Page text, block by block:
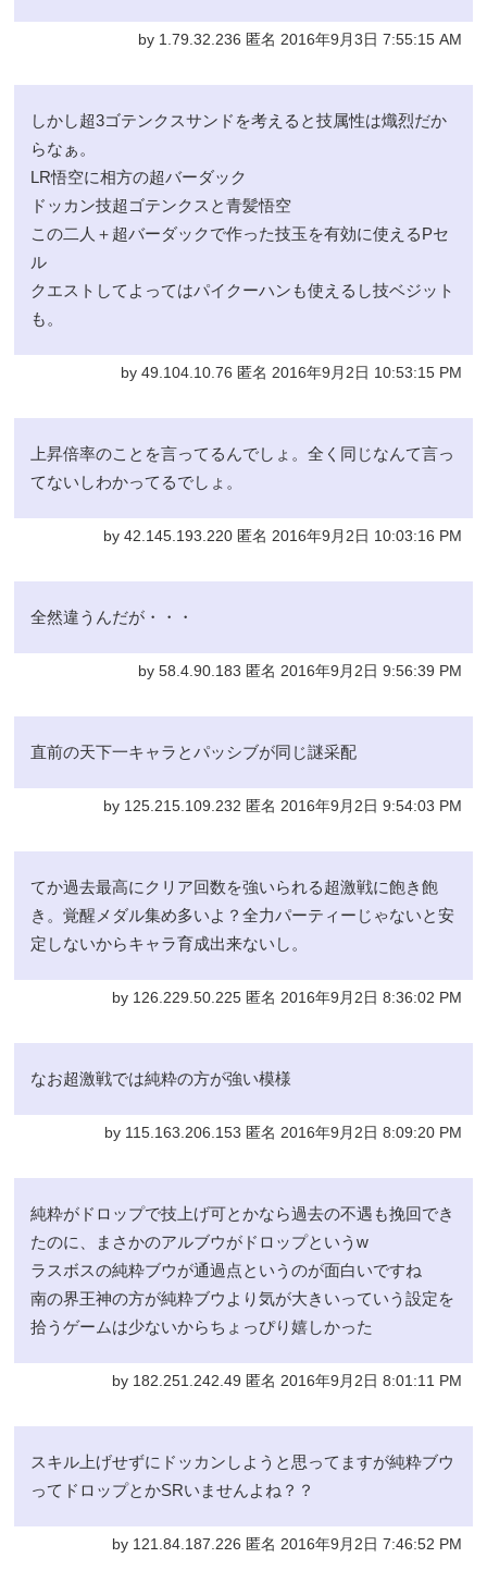
by 1.79.32.236 匿名 2016年9月3日 7:55:15 AM
しかし超3ゴテンクスサンドを考えると技属性は熾烈だか
らなぁ。
LR悟空に相方の超バーダック
ドッカン技超ゴテンクスと青髪悟空
この二人＋超バーダックで作った技玉を有効に使えるPセ
ル
クエストしてよってはパイクーハンも使えるし技ベジット
も。
by 49.104.10.76 匿名 2016年9月2日 10:53:15 PM
上昇倍率のことを言ってるんでしょ。全く同じなんて言っ
てないしわかってるでしょ。
by 42.145.193.220 匿名 2016年9月2日 10:03:16 PM
全然違うんだが・・・
by 58.4.90.183 匿名 2016年9月2日 9:56:39 PM
直前の天下一キャラとパッシブが同じ謎采配
by 125.215.109.232 匿名 2016年9月2日 9:54:03 PM
てか過去最高にクリア回数を強いられる超激戦に飽き飽
き。覚醒メダル集め多いよ？全力パーティーじゃないと安
定しないからキャラ育成出来ないし。
by 126.229.50.225 匿名 2016年9月2日 8:36:02 PM
なお超激戦では純粋の方が強い模様
by 115.163.206.153 匿名 2016年9月2日 8:09:20 PM
純粋がドロップで技上げ可とかなら過去の不遇も挽回でき
たのに、まさかのアルブウがドロップというw
ラスボスの純粋ブウが通過点というのが面白いですね
南の界王神の方が純粋ブウより気が大きいっていう設定を
拾うゲームは少ないからちょっぴり嬉しかった
by 182.251.242.49 匿名 2016年9月2日 8:01:11 PM
スキル上げせずにドッカンしようと思ってますが純粋ブウ
ってドロップとかSRいませんよね？？
by 121.84.187.226 匿名 2016年9月2日 7:46:52 PM